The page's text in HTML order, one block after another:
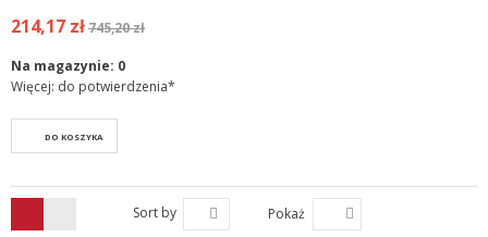
214,17 zł745,20 zł
Na magazynie: 0
Więcej: do potwierdzenia*
DO KOSZYKA
Sort by Pokaż